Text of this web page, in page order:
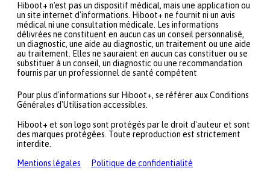
Hiboot+ n'est pas un dispositif médical, mais une application ou
un site internet d'informations. Hiboot+ ne fournit ni un avis
médical ni une consultation médicale. Les informations
délivrées ne constituent en aucun cas un conseil personnalisé,
un diagnostic, une aide au diagnostic, un traitement ou une aide
au traitement. Elles ne sauraient en aucun cas constituer ou se
substituer à un conseil, un diagnostic ou une recommandation
fournis par un professionnel de santé compétent
Pour plus d'informations sur Hiboot+, se référer aux Conditions
Générales d'Utilisation accessibles.
Hiboot+ et son logo sont protégés par le droit d'auteur et sont
des marques protégées. Toute reproduction est strictement
interdite.
Mentions légales
Politique de confidentialité